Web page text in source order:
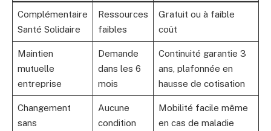
Complémentaire
Santé Solidaire
Ressources
faibles
Gratuit ou à faible
coût
Maintien
mutuelle
entreprise
Demande
dans les 6
mois
Continuité garantie 3
ans, plafonnée en
hausse de cotisation
Changement
sans
Aucune
condition
Mobilité facile même
en cas de maladie